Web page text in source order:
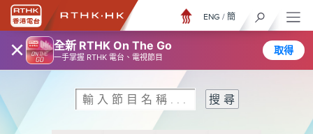
× 全新 RTHK On The Go
一手掌握 RTHK 電台、電視節目
取得
ENG / 簡